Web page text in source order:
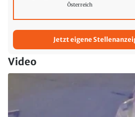
Österreich
Jetzt eigene
Video